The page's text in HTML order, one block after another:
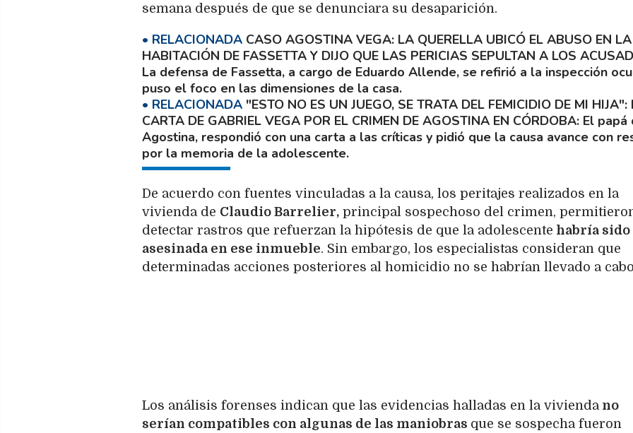
semana después de que se denunciara su desaparición.
CASO AGOSTINA VEGA: LA QUERELLA UBICÓ EL ABUSO EN LA
HABITACIÓN DE FASSETTA Y DIJO QUE LAS PERICIAS SEPULTAN A LOS
La defensa de Fassetta, a cargo de Eduardo Allende, se refirió a la inspección
puso el foco en las dimensiones de la casa.
"ESTO NO ES UN JUEGO, SE TRATA DEL FEMICIDIO DE MI HIJA":
CARTA DE GABRIEL VEGA POR EL CRIMEN DE AGOSTINA EN CÓRDOBA El papá
Agostina, respondió con una carta a las críticas y pidió que la causa avance con
por la memoria de la adolescente.
De acuerdo con fuentes vinculadas a la causa, los peritajes realizados en la
vivienda de Claudio Barrelier, principal sospechoso del crimen,
detectar rastros que refuerzan la hipótesis de que la adolescente habría sido
asesinada en ese inmueble. Sin embargo, los especialistas consideran que
determinadas acciones posteriores al homicidio no se habrían llevado a
Los análisis forenses indican que las evidencias halladas en la viviendano
serían compatibles con algunas de las maniobras que se sospecha fueron